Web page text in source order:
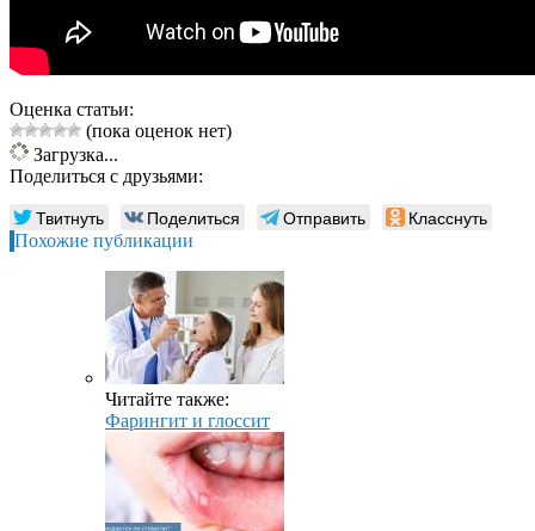
Оценка статьи:
(пока оценок нет)
Загрузка...
Поделиться с друзьями:
Твитнуть Поделиться Отправить Класснуть
Похожие публикации
Читайте также:
Фарингит и глоссит